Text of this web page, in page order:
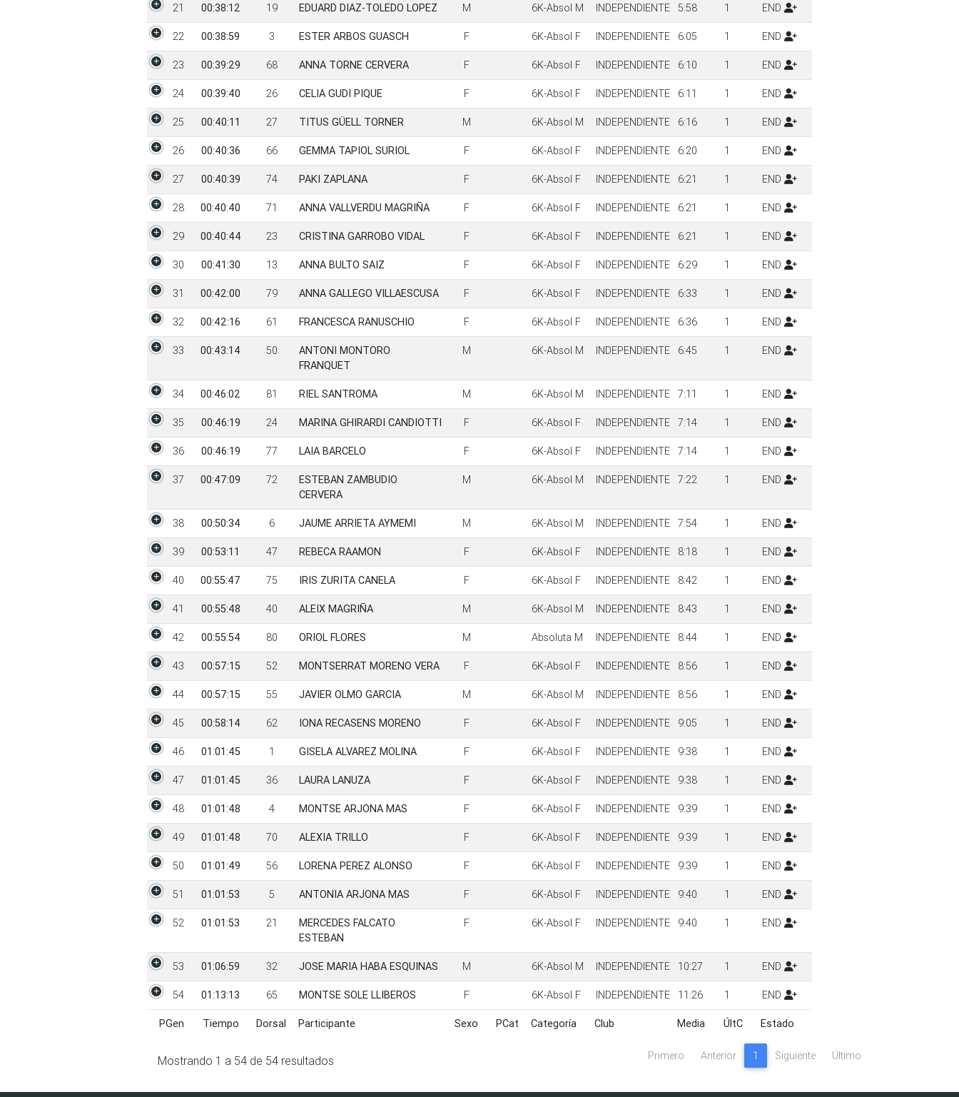
PGen Tiempo Dorsal Participante Sexo PCat Categoría Club Media ÚltC Estado
21 00:38:12 19 EDUARD DIAZ-TOLEDO LOPEZ M 6K-Absol M INDEPENDIENTE 5:58 1 END
22 00:38:59 3 ESTER ARBOS GUASCH F 6K-Absol F INDEPENDIENTE 6:05 1 END
23 00:39:29 68 ANNA TORNE CERVERA F 6K-Absol F INDEPENDIENTE 6:10 1 END
24 00:39:40 26 CELIA GUDI PIQUE F 6K-Absol F INDEPENDIENTE 6:11 1 END
25 00:40:11 27 TITUS GÜELL TORNER M 6K-Absol M INDEPENDIENTE 6:16 1 END
26 00:40:36 66 GEMMA TAPIOL SURIOL F 6K-Absol F INDEPENDIENTE 6:20 1 END
27 00:40:39 74 PAKI ZAPLANA F 6K-Absol F INDEPENDIENTE 6:21 1 END
28 00:40:40 71 ANNA VALLVERDU MAGRIÑA F 6K-Absol F INDEPENDIENTE 6:21 1 END
29 00:40:44 23 CRISTINA GARROBO VIDAL F 6K-Absol F INDEPENDIENTE 6:21 1 END
30 00:41:30 13 ANNA BULTO SAIZ F 6K-Absol F INDEPENDIENTE 6:29 1 END
31 00:42:00 79 ANNA GALLEGO VILLAESCUSA F 6K-Absol F INDEPENDIENTE 6:33 1 END
32 00:42:16 61 FRANCESCA RANUSCHIO F 6K-Absol F INDEPENDIENTE 6:36 1 END
33 00:43:14 50
ANTONI MONTORO
FRANQUET
M 6K-Absol M INDEPENDIENTE 6:45 1 END
34 00:46:02 81 RIEL SANTROMA M 6K-Absol M INDEPENDIENTE 7:11 1 END
35 00:46:19 24 MARINA GHIRARDI CANDIOTTI F 6K-Absol F INDEPENDIENTE 7:14 1 END
36 00:46:19 77 LAIA BARCELO F 6K-Absol F INDEPENDIENTE 7:14 1 END
37 00:47:09 72
ESTEBAN ZAMBUDIO
CERVERA
M 6K-Absol M INDEPENDIENTE 7:22 1 END
38 00:50:34 6 JAUME ARRIETA AYMEMI M 6K-Absol M INDEPENDIENTE 7:54 1 END
39 00:53:11 47 REBECA RAAMON F 6K-Absol F INDEPENDIENTE 8:18 1 END
40 00:55:47 75 IRIS ZURITA CANELA F 6K-Absol F INDEPENDIENTE 8:42 1 END
41 00:55:48 40 ALEIX MAGRIÑA M 6K-Absol M INDEPENDIENTE 8:43 1 END
42 00:55:54 80 ORIOL FLORES M Absoluta M INDEPENDIENTE 8:44 1 END
43 00:57:15 52 MONTSERRAT MORENO VERA F 6K-Absol F INDEPENDIENTE 8:56 1 END
44 00:57:15 55 JAVIER OLMO GARCIA M 6K-Absol M INDEPENDIENTE 8:56 1 END
45 00:58:14 62 IONA RECASENS MORENO F 6K-Absol F INDEPENDIENTE 9:05 1 END
46 01:01:45 1 GISELA ALVAREZ MOLINA F 6K-Absol F INDEPENDIENTE 9:38 1 END
47 01:01:45 36 LAURA LANUZA F 6K-Absol F INDEPENDIENTE 9:38 1 END
48 01:01:48 4 MONTSE ARJONA MAS F 6K-Absol F INDEPENDIENTE 9:39 1 END
49 01:01:48 70 ALEXIA TRILLO F 6K-Absol F INDEPENDIENTE 9:39 1 END
50 01:01:49 56 LORENA PEREZ ALONSO F 6K-Absol F INDEPENDIENTE 9:39 1 END
51 01:01:53 5 ANTONIA ARJONA MAS F 6K-Absol F INDEPENDIENTE 9:40 1 END
52 01:01:53 21
MERCEDES FALCATO
ESTEBAN
F 6K-Absol F INDEPENDIENTE 9:40 1 END
53 01:06:59 32 JOSE MARIA HABA ESQUINAS M 6K-Absol M INDEPENDIENTE 10:27 1 END
54 01:13:13 65 MONTSE SOLE LLIBEROS F 6K-Absol F INDEPENDIENTE 11:26 1 END
PGen Tiempo Dorsal Participante Sexo PCat Categoría Club Media ÚltC Estado
Mostrando 1 a 54 de 54 resultados Primero Anterior 1 Siguiente Último